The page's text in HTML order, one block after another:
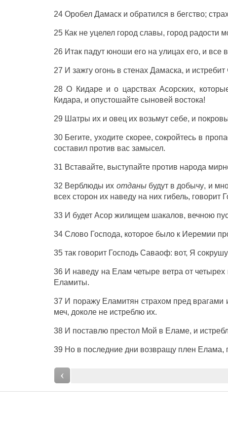
24 Оробел Дамаски обратился в бегство;
25 Как не уцелел город славы, город радости
26 Итак падут юноши его на улицахего, и все
27 И зажгу огоньв стенах Дамаска, и истребит
28 О Кидареи о царствах Асорских,
Кидара, и опустошайте сыновей востока!
29 Шатры их и овец их возьмутсебе, и
30 Бегите,уходите скорее,сокройтесь в
составилпротив вас замысел.
31 Вставайте, выступайтепротив народа
32 Верблюды их отданыбудут в добычу, и
всех сторон их наведуна них гибель, говорит
33 И будет Асор жилищем шакалов, вечною
34 Слово Господа, которое было к Иеремии
35 так говорит Господь Саваоф: вот, Я сокрушу
36 И наведу на Елам четыре ветра от четырех
Еламиты.
37 И поражу Еламитян страхом пред врагами
меч, доколе не истреблюих.
38 И поставлю престолМой в Еламе, и
39 Но в последние дни возвращу плен Елама,
‹